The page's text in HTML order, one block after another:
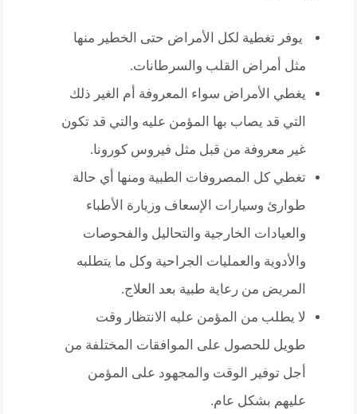
يوفر تغطية لكل الأمراض حتى الخطير منها
مثل أمراض القلب والسرطانات.
يغطي الأمراض سواء المعروفة أم الغير ذلك
التي قد يصاب بها المؤمن عليه والتي قد تكون
غير معروفة من قبل مثل فيروس كورونا.
تغطي كل المصروفات الطبية ومنها أي حالة
طوارئ وسيارات الإسعاف وزيارة الأطباء
والعيادات الخارجية والتحاليل والفحوصات
والأدوية والعمليات الجراحية وكل ما يتطلبه
المريض من رعاية طبية بعد العلاج.
لا يطلب من المؤمن عليه الانتظار وقت
طويل للحصول على الموافقات المختلفة من
أجل توفير الوقت والمجهود على المؤمن
عليهم بشكل عام.